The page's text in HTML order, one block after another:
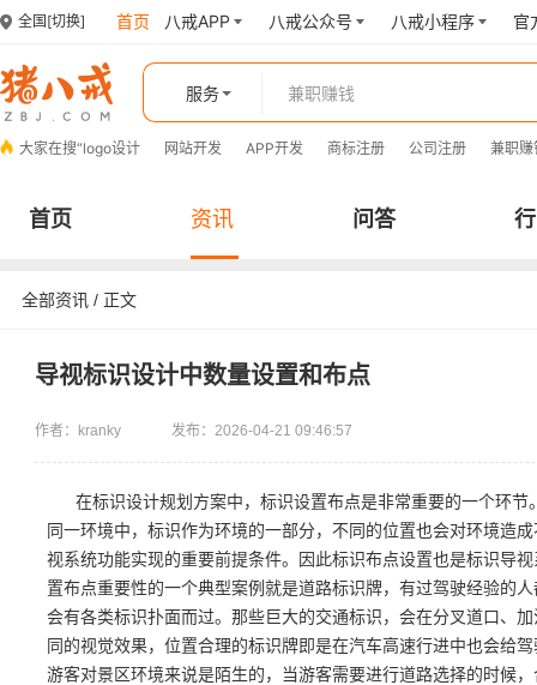
全国 [切换] 首页 八戒APP 八戒公众号 八戒小程序 官
服务
大家在搜“logo设计 网站开发 APP开发 商标注册 公司注册 兼职赚
首页 资讯 问答
全部资讯 / 正文
导视标识设计中数量设置和布点
作者：kranky 发布：2026-04-21 09:46:57
在标识设计规划方案中，标识设置布点是非常重要的一个环
同一环境中，标识作为环境的一部分，不同的位置也会对环境造
视系统功能实现的重要前提条件。因此标识布点设置也是标识导
置布点重要性的一个典型案例就是道路标识牌，有过驾驶经验的
会有各类标识扑面而过。那些巨大的交通标识，会在分叉道口、
同的视觉效果，位置合理的标识牌即是在汽车高速行进中也会给
游客对景区环境来说是陌生的，当游客需要进行道路选择的时候